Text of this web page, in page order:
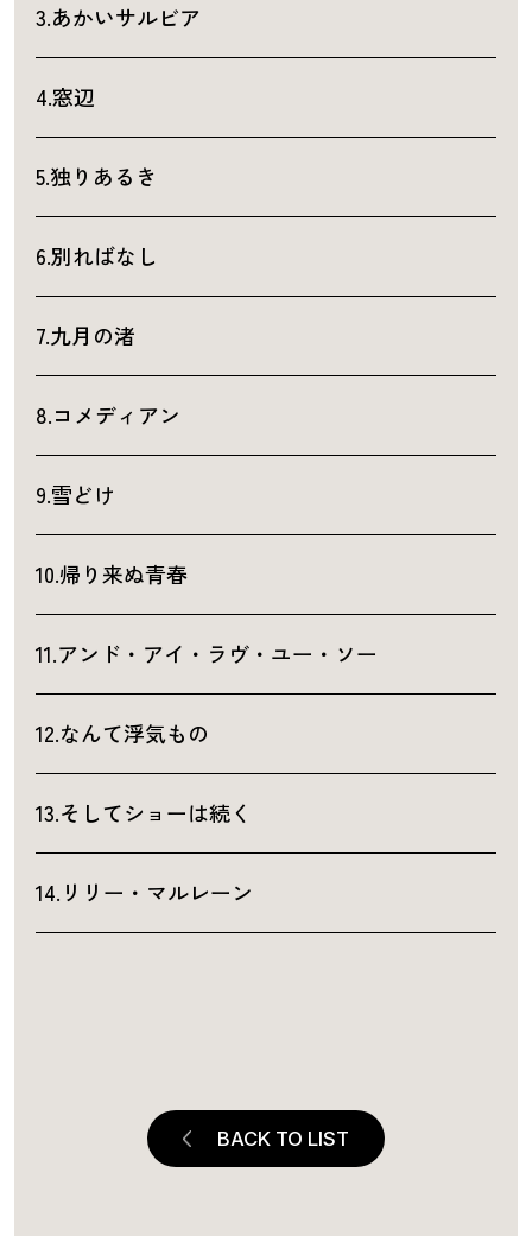
3.あかいサルビア
4.窓辺
5.独りあるき
6.別ればなし
7.九月の渚
8.コメディアン
9.雪どけ
10.帰り来ぬ青春
11.アンド・アイ・ラヴ・ユー・ソー
12.なんて浮気もの
13.そしてショーは続く
14.リリー・マルレーン
BACK TO LIST